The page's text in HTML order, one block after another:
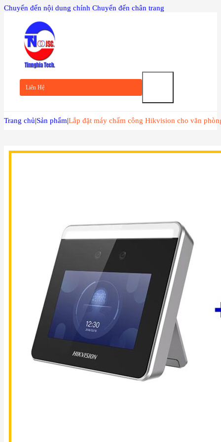
Chuyển đến nội dung chính Chuyển đến chân trang
Liên Hệ
TRANG
CHỦ
GIỚI
THIỆU
TỨC
LIÊN
Trang chủ|Sản phẩm|Lắp đặt máy chấm công Hikvision cho văn